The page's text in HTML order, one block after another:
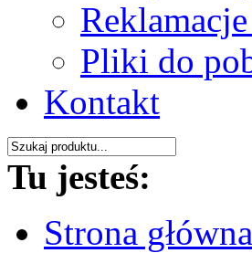
Pliki do
Kontakt
Tu jesteś:
Strona główna